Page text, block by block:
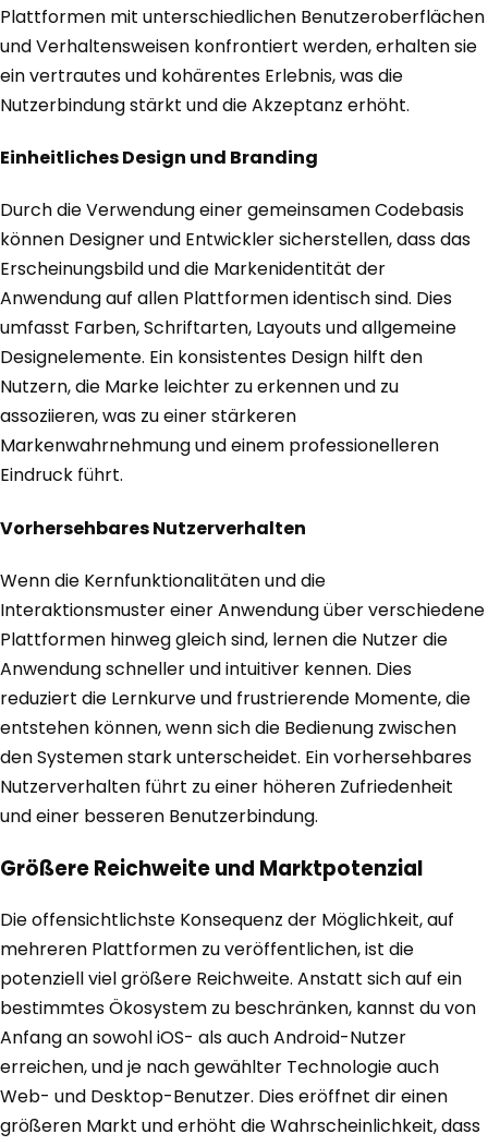
Plattformen mit unterschiedlichen Benutzeroberflächen
und Verhaltensweisen konfrontiert werden, erhalten sie
ein vertrautes und kohärentes Erlebnis, was die
Nutzerbindung stärkt und die Akzeptanz erhöht.
Einheitliches Design und Branding
Durch die Verwendung einer gemeinsamen Codebasis
können Designer und Entwickler sicherstellen, dass das
Erscheinungsbild und die Markenidentität der
Anwendung auf allen Plattformen identisch sind. Dies
umfasst Farben, Schriftarten, Layouts und allgemeine
Designelemente. Ein konsistentes Design hilft den
Nutzern, die Marke leichter zu erkennen und zu
assoziieren, was zu einer stärkeren
Markenwahrnehmung und einem professionelleren
Eindruck führt.
Vorhersehbares Nutzerverhalten
Wenn die Kernfunktionalitäten und die
Interaktionsmuster einer Anwendung über verschiedene
Plattformen hinweg gleich sind, lernen die Nutzer die
Anwendung schneller und intuitiver kennen. Dies
reduziert die Lernkurve und frustrierende Momente, die
entstehen können, wenn sich die Bedienung zwischen
den Systemen stark unterscheidet. Ein vorhersehbares
Nutzerverhalten führt zu einer höheren Zufriedenheit
und einer besseren Benutzerbindung.
Größere Reichweite und Marktpotenzial
Die offensichtlichste Konsequenz der Möglichkeit, auf
mehreren Plattformen zu veröffentlichen, ist die
potenziell viel größere Reichweite. Anstatt sich auf ein
bestimmtes Ökosystem zu beschränken, kannst du von
Anfang an sowohl iOS- als auch Android-Nutzer
erreichen, und je nach gewählter Technologie auch
Web- und Desktop-Benutzer. Dies eröffnet dir einen
größeren Markt und erhöht die Wahrscheinlichkeit, dass